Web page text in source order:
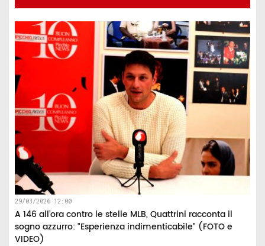
29/03/2026 12:00
A 146 all’ora contro le stelle MLB, Quattrini racconta il
sogno azzurro: "Esperienza indimenticabile" (FOTO e
VIDEO)